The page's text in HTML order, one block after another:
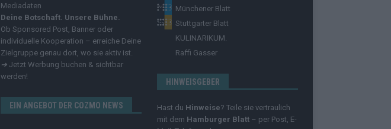
Mediadaten
Deine Botschaft. Unsere Bühne.
Ob Sponsored Post, Banner oder
individuelle Kooperation – erreiche Deine
Zielgruppe genau dort, wo sie aktiv ist.
➔ Jetzt Werbung buchen & sichtbar
werden!
EIN ANGEBOT DER COZMO NEWS
Münchener Blatt
Stuttgarter Blatt
KULINARIKUM.
Raffi Gasser
HINWEISGEBER
Hast du Hinweise? Teile sie vertraulich
mit dem Hamburger Blatt – per Post, E-